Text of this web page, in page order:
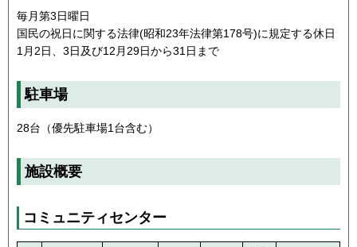
毎月第3日曜日
国民の祝日に関する法律(昭和23年法律第178号)に規定する休日
1月2日、3日及び12月29日から31日まで
駐車場
28台（優先駐車場1台含む）
施設概要
コミュニティセンター